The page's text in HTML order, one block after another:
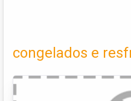
congelados e